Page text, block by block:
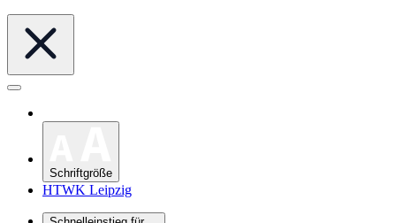
Schriftgröße
HTWK Leipzig